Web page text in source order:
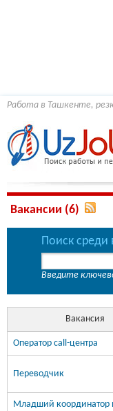
Работа в Ташкенте,
Вакансии (6)
Поиск среди
Введите
Вакансия
Оператор call-центра
Переводчик
Младший координатор